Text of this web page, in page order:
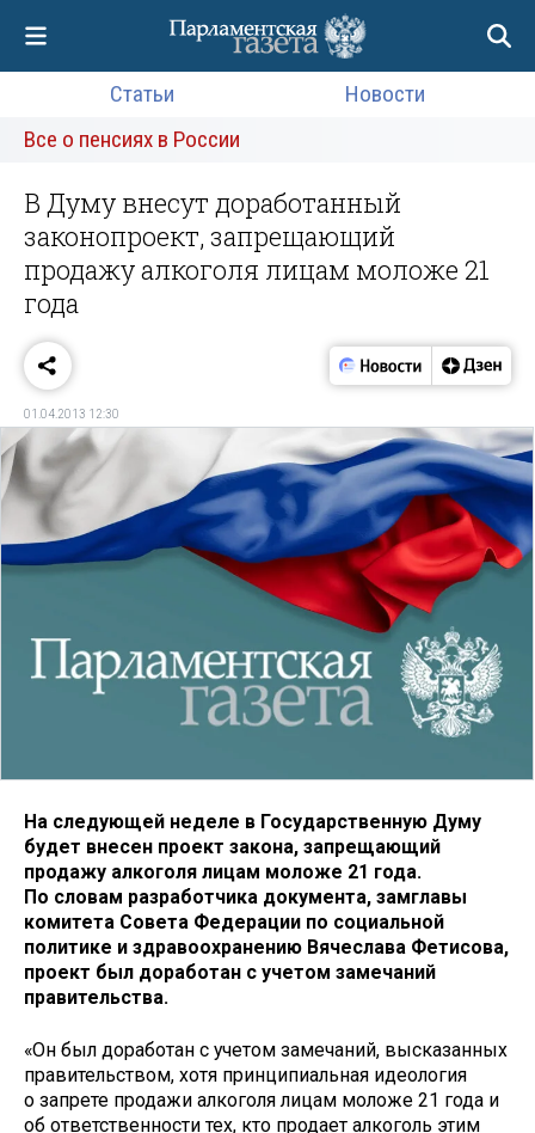
Статьи
Новости
Все о пенсиях в России
В Думу внесут доработанный
законопроект, запрещающий
продажу алкоголя лицам моложе 21
года
01.04.2013 12:30
На следующей неделе в Государственную Думу
будет внесен проект закона, запрещающий
продажу алкоголя лицам моложе 21 года.
По словам разработчика документа, замглавы
комитета Совета Федерации по социальной
политике и здравоохранению Вячеслава Фетисова,
проект был доработан с учетом замечаний
правительства.
«Он был доработан с учетом замечаний, высказанных
правительством, хотя принципиальная идеология
о запрете продажи алкоголя лицам моложе 21 года и
об ответственности тех, кто продает алкоголь этим